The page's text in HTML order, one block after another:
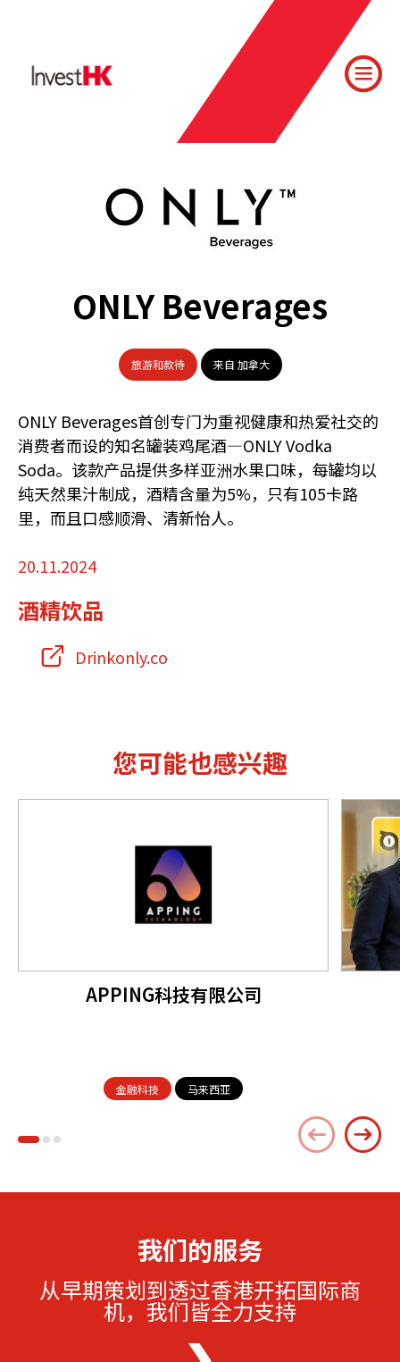
ONLY Beverages
旅游和款待 来自 加拿大
ONLY Beverages首创专门为重视健康和热爱社交的
消费者而设的知名罐装鸡尾酒—ONLY Vodka
Soda。该款产品提供多样亚洲水果口味，每罐均以
纯天然果汁制成，酒精含量为5%，只有105卡路
里，而且口感顺滑、清新怡人。
20.11.2024
酒精饮品
Drinkonly.co
您可能也感兴趣
APPING科技有限公司
金融科技 马来西亚
我们的服务
从早期策划到透过香港开拓国际商
机，我们皆全力支持